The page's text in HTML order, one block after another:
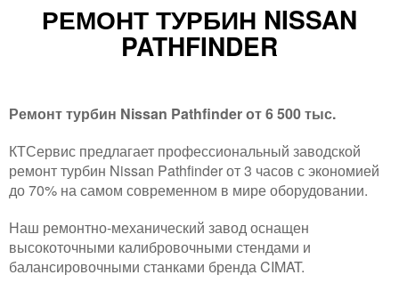
РЕМОНТ ТУРБИН NISSAN
PATHFINDER
Ремонт турбин Nissan Pathfinder от 6 500 тыс.
КТСервис предлагает профессиональный заводской
ремонт турбин Nissan Pathfinder от 3 часов с экономией
до 70% на самом современном в мире оборудовании.
Наш ремонтно-механический завод оснащен
высокоточными калибровочными стендами и
балансировочными станками бренда CIMAT.